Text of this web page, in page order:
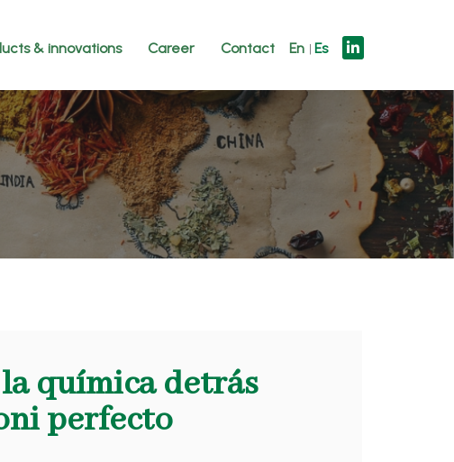
& innovations Career Contact En Es
química detrás
perfecto